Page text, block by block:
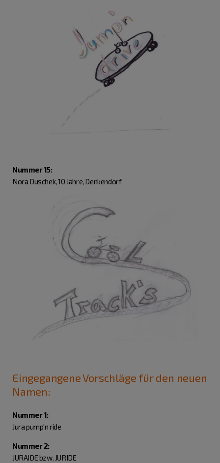
Nummer 15:
Nora Duschek, 10 Jahre, Denkendorf
Eingegangene Vorschläge für den neuen
Namen:
Nummer 1:
Jura pump'n ride
Nummer 2:
JURAIDE bzw. JURIDE